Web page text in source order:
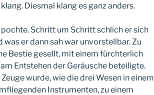
Diesmal klang es ganz anders.
Schritt um Schritt schlich er sich
er dann sah war unvorstellbar. Zu
Bestie gesellt, mit einem fürchterlich
Entstehen der Geräusche beteiligte.
wurde, wie die drei Wesen in einem
Instrumenten, zu einem